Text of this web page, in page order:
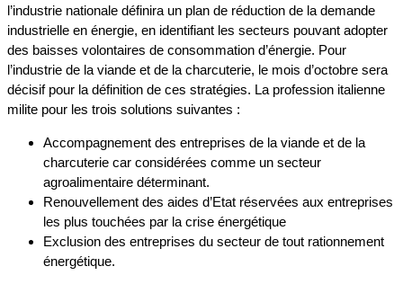
l’industrie nationale définira un plan de réduction de la demande
industrielle en énergie, en identifiant les secteurs pouvant adopter
des baisses volontaires de consommation d’énergie. Pour
l’industrie de la viande et de la charcuterie, le mois d’octobre sera
décisif pour la définition de ces stratégies. La profession italienne
milite pour les trois solutions suivantes :
Accompagnement des entreprises de la viande et de la
charcuterie car considérées comme un secteur
agroalimentaire déterminant.
Renouvellement des aides d’Etat réservées aux entreprises
les plus touchées par la crise énergétique
Exclusion des entreprises du secteur de tout rationnement
énergétique.